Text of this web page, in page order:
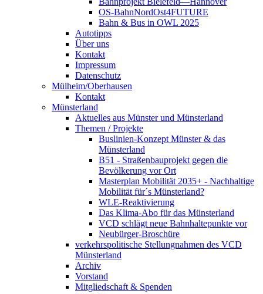
OS-BahnNordOst4FUTURE
Bahn & Bus in OWL 2025
Autotipps
Über uns
Kontakt
Impressum
Datenschutz
Mülheim/Oberhausen
Kontakt
Münsterland
Aktuelles aus Münster und Münsterland
Themen / Projekte
Buslinien-Konzept Münster & das
Münsterland
B51 - Straßenbauprojekt gegen die
Bevölkerung vor Ort
Masterplan Mobilität 2035+ - Nachhaltige
Mobilität für´s Münsterland?
WLE-Reaktivierung
Das Klima-Abo für das Münsterland
VCD schlägt neue Bahnhaltepunkte vor
Neubürger-Broschüre
verkehrspolitische Stellungnahmen des VCD
Münsterland
Archiv
Vorstand
Mitgliedschaft & Spenden